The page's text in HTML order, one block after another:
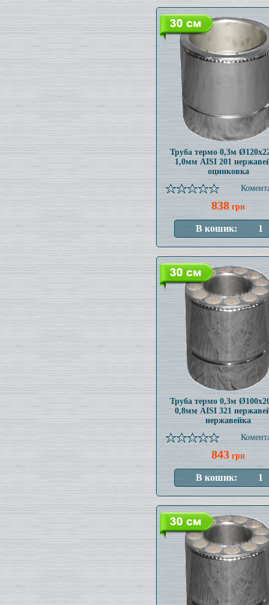
Труба термо 0,3м
1,0мм AISI 201
оцинковка
838 грн
Труба термо 0,3м
0,8мм AISI 321
нержавейка
843 грн